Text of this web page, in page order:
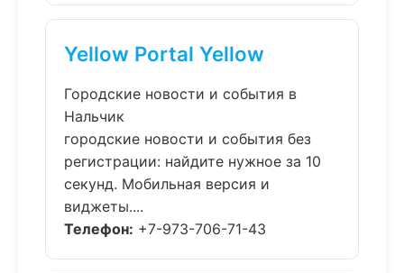
Yellow Portal Yellow
Городские новости и события в
Нальчик
городские новости и события без
регистрации: найдите нужное за 10
секунд. Мобильная версия и
виджеты....
Телефон: +7-973-706-71-43